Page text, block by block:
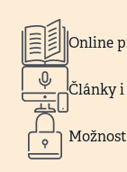
Online
Články